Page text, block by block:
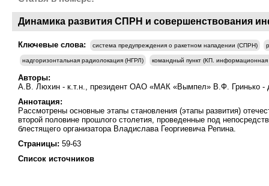
Динамика развития СПРН и совершенствования
Ключевые слова: система предупреждения о ракетном нападении (СПРН)
надгоризонтальная радиолокация (НГРЛ) командный пункт (КП. информационная
Авторы:
А.В. Люхин - к.т.н., президент ОАО «МАК «Вымпел» В.Ф. Гринько -
Аннотация:
Рассмотрены основные этапы становления (этапы развития)
второй половине прошлого столетия, проведенные под
блестящего организатора Владислава Георгиевича Репина.
Страницы: 59-63
Список источников